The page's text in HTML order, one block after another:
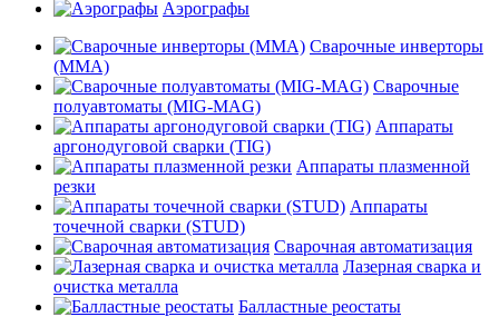
Аэрографы
Сварочные инверторы
(MMA)
Сварочные
полуавтоматы (MIG-MAG)
Аппараты
аргонодуговой сварки (TIG)
Аппараты плазменной
резки
Аппараты
точечной сварки (STUD)
Сварочная автоматизация
Лазерная сварка и
очистка металла
Балластные реостаты